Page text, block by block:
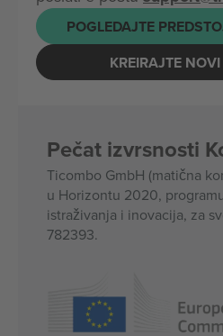
POGLEDAJTE
KREIRAJTE
Pečat izvrsnosti
Ticombo GmbH (matična
u Horizontu 2020,
istraživanja i inovacija, za
782393.